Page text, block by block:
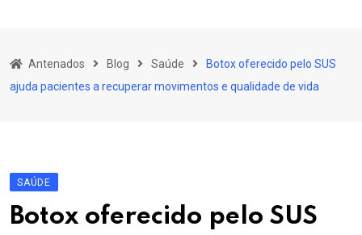
to
content
Antenados Blog Saúde
Botox oferecido pelo SUS
ajuda pacientes a recuperar movimentos e qualidade de vida
SAÚDE
Botox oferecido pelo SUS